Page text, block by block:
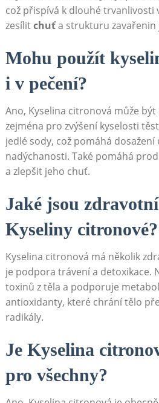
což přispívá k dlouhé trvanlivosti
zesílitchuťa strukturu zavařenin
Mohu‍ použít
‍i v pečení?
Ano, ⁣Kyselina ​citronová⁢ může
zejména pro zvýšení kyselosti
jedlé ⁢sody, což pomáhá
nadýchanosti.‍ Také pomáhá
a zlepšit jeho chuť.
Jaké jsou
Kyseliny citronové?
Kyselina citronová má několik‍
je podpora trávení‌ a⁢ detoxikace.
‍toxinů ⁢z ‌těla ⁢a podporuje
antioxidanty, ‌které chrání tělo
radikály.
Je Kyselina
pro všechny?